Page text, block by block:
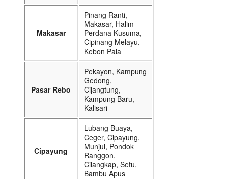
Makasar
Pinang Ranti,
Makasar, Halim
Perdana Kusuma,
Cipinang Melayu,
Kebon Pala
Pasar Rebo
Pekayon, Kampung
Gedong,
Cijangtung,
Kampung Baru,
Kalisari
Cipayung
Lubang Buaya,
Ceger, Cipayung,
Munjul, Pondok
Ranggon,
Cilangkap, Setu,
Bambu Apus